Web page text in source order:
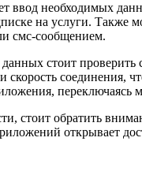
ввод необходимых
на услуги. Также
смс-сообщением.
стоит
скорость соединения,
стоит обратить
открывает